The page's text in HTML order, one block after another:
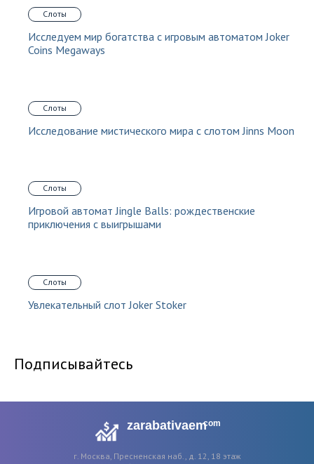
Слоты
Исследуем мир богатства с игровым автоматом Joker
Coins Megaways
Слоты
Исследование мистического мира с слотом Jinns Moon
Слоты
Игровой автомат Jingle Balls: рождественские
приключения с выигрышами
Слоты
Увлекательный слот Joker Stoker
Подписывайтесь
zarabativaemcom
г. Москва, Пресненская наб., д. 12, 18 этаж